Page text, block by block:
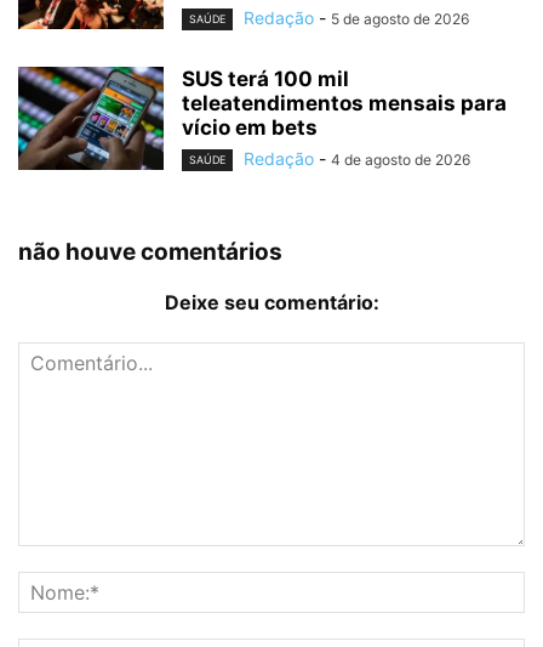
SAÚDE Redação - 5 de agosto de 2026
SUS terá 100 mil
teleatendimentos mensais para
vício em bets
SAÚDE Redação - 4 de agosto de 2026
não houve comentários
Deixe seu comentário: